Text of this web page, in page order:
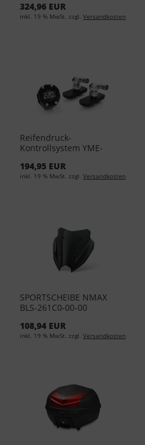
324,96 EUR
inkl. 19 % MwSt. zzgl. Versandkosten
Reifendruck-
Kontrollsystem YME-
194,95 EUR
inkl. 19 % MwSt. zzgl. Versandkosten
SPORTSCHEIBE NMAX
BLS-261C0-00-00
108,94 EUR
inkl. 19 % MwSt. zzgl. Versandkosten